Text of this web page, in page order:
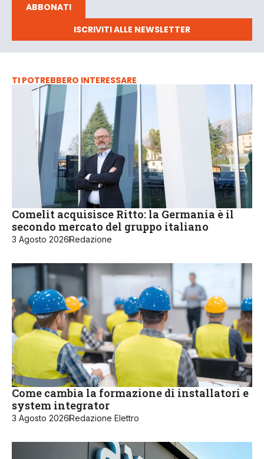
ABBONATI
ISCRIVITI ALLE NEWSLETTER
TI POTREBBERO INTERESSARE
Comelit acquisisce Ritto: la Germania è il
secondo mercato del gruppo italiano
3 Agosto 2026Redazione
Come cambia la formazione di installatori e
system integrator
3 Agosto 2026Redazione Elettro